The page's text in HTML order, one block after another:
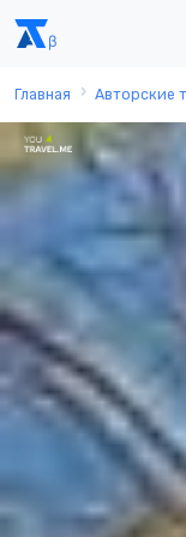
Главная Авторские